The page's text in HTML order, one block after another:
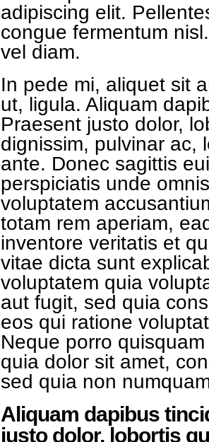
adipiscing elit.
congue fermentum
vel diam.
In pede mi, aliquet sit
ut, ligula. Aliquam
Praesent justo dolor,
dignissim, pulvinar ac,
ante. Donec sagittis
perspiciatis unde
voluptatem
totam rem aperiam,
inventore veritatis et
vitae dicta sunt
voluptatem quia
aut fugit, sed quia
eos qui ratione
Neque porro
quia dolor sit amet,
sed quia non
Aliquam dapibus
justo dolor, lobortis